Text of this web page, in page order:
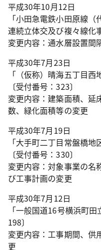
平成30年10月12日
「小田急電鉄小田原線
連続立体交及び複々線化
変更内容：通水層設置間
平成30年7月23日
「（仮称）晴海五丁目西
〔受付番号：323〕
変更内容：建築面積、延
数、緑化面積等の変更
平成30年7月19日
「大手町二丁目常盤橋地
〔受付番号：330〕
変更内容：対象事業の名
び工事計画の変更
平成30年7月12日
「一般国道16号横浜町
198〕
変更内容：工事期間、供
更